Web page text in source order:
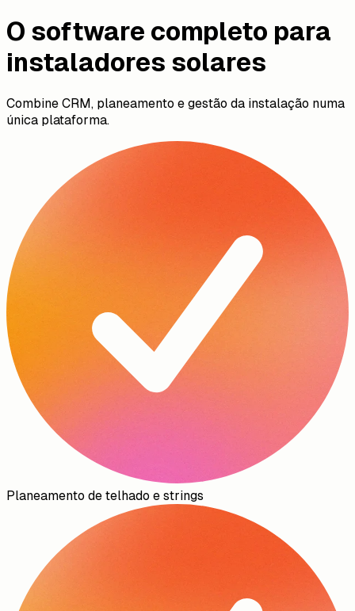
O software completo para
instaladores solares
Combine CRM, planeamento e gestão da instalação numa
única plataforma.
Planeamento de telhado e strings